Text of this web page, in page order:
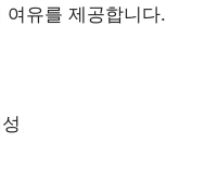
여유를 제공합니다.